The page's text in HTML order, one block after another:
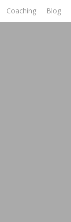
Coaching Blog